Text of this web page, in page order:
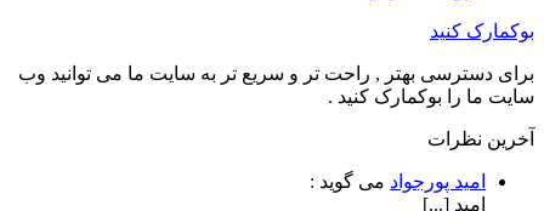
بوکمارک کنید
برای دسترسی بهتر , راحت تر و سریع تر به سایت ما می توانید وب
سایت ما را بوکمارک کنید .
آخرین نظرات
امید پورجواد می گوید :
امید [...]